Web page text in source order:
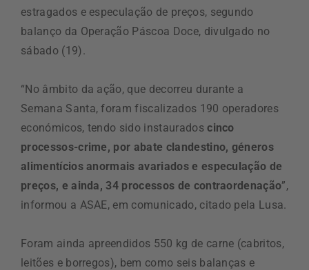
estragados e especulação de preços, segundo
balanço da Operação Páscoa Doce, divulgado no
sábado (19).
“No âmbito da ação, que decorreu durante a
Semana Santa, foram fiscalizados 190 operadores
económicos, tendo sido instauradoscinco
processos-crime, por abate clandestino, géneros
alimentícios anormais avariados e especulação de
preços, e ainda, 34 processos de contraordenação”,
informou a ASAE, em comunicado, citado pela Lusa.
Foram ainda apreendidos 550 kg de carne (cabritos,
leitões e borregos), bem como seis balanças e